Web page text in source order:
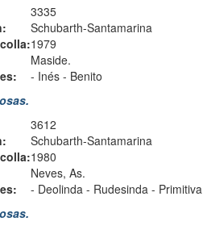
3335
Schubarth-Santamarina
1979
Maside.
- Inés - Benito
3612
Schubarth-Santamarina
1980
Neves, As.
- Deolinda - Rudesinda - Primitiva